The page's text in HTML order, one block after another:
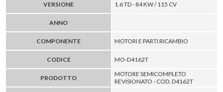
VERSIONE 1.6 TD - 84 KW / 115 CV
ANNO
COMPONENTE MOTORI E PARTI RICAMBIO
CODICE MO-D4162T
PRODOTTO
MOTORE SEMICOMPLETO
REVISIONATO - COD. D4162T